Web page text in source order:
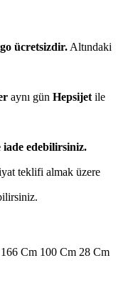
ücretsizdir. Altındaki
aynı gün Hepsijet ile
iade edebilirsiniz.
teklifi almak üzere
Cm 100 Cm 28 Cm